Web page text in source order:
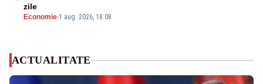
Economie-1 aug. 2026, 18:08
zile
ACTUALITATE